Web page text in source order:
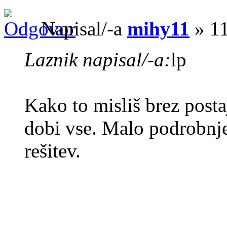
Napisal/-a mihy11 »
Laznik napisal/-a:lp
Kako to misliš brez
dobi vse. Malo
rešitev.